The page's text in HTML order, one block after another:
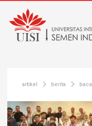
artikel berita baca